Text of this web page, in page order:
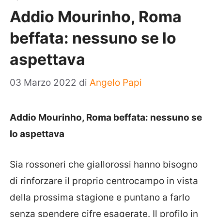
Addio Mourinho, Roma
beffata: nessuno se lo
aspettava
03 Marzo 2022 di Angelo Papi
Addio Mourinho, Roma beffata: nessuno se
lo aspettava
Sia rossoneri che giallorossi hanno bisogno
di rinforzare il proprio centrocampo in vista
della prossima stagione e puntano a farlo
senza spendere cifre esagerate. Il profilo in